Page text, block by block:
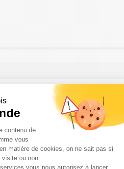
finale / Canicule : 9 départements